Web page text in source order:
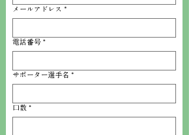
メールアドレス *
電話番号 *
サポーター選手名 *
口数 *